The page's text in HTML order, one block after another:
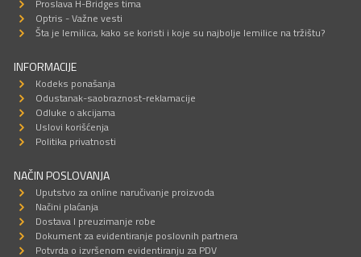
Proslava H-Bridges tima
Optris - Važne vesti
Šta je lemilica, kako se koristi i koje su najbolje lemilice na tržištu?
INFORMACIJE
Kodeks ponašanja
Odustanak-saobraznost-reklamacije
Odluke o akcijama
Uslovi korišćenja
Politika privatnosti
NAČIN POSLOVANJA
Uputstvo za online naručivanje proizvoda
Načini plaćanja
Dostava I preuzimanje robe
Dokument za evidentiranje poslovnih partnera
Potvrda o izvršenom evidentiranju za PDV